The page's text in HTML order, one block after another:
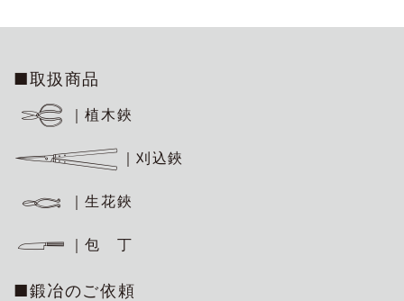
■取扱商品
｜植木鋏
｜刈込鋏
｜生花鋏
｜包 丁
■鍛冶のご依頼